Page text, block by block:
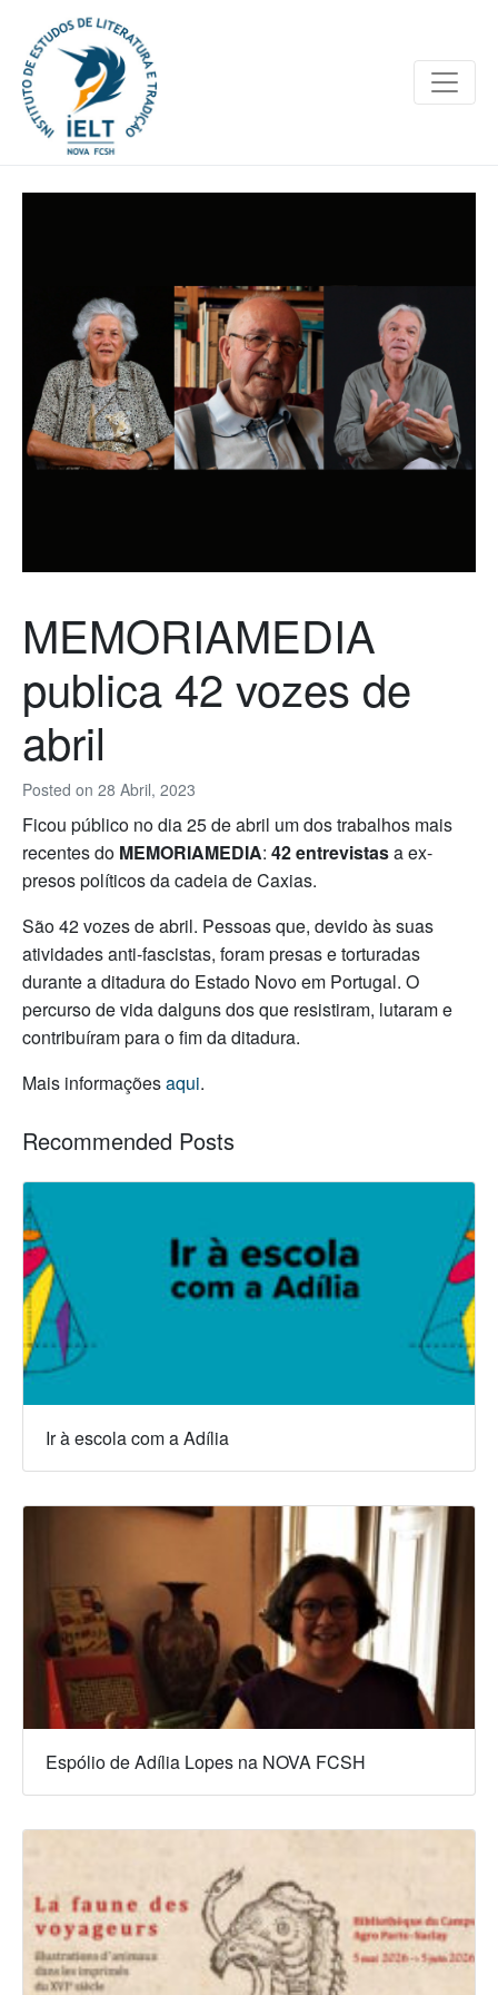
Posted on 28 Abril, 2023
MEMORIAMEDIA
publica 42 vozes de
abril
Ficou público no dia 25 de abril um dos trabalhos mais
recentes do MEMORIAMEDIA: 42 entrevistasa ex-
presos políticos da cadeia de Caxias.
São 42 vozes de abril. Pessoas que, devido às suas
atividades anti-fascistas, foram presas e torturadas
durante a ditadura do Estado Novo em Portugal. O
percurso de vida dalguns dos que resistiram, lutaram e
contribuíram para o fim da ditadura.
Mais informaçõesaqui.
Recommended Posts
Ir à escola com a Adília
Espólio de Adília Lopes na NOVA FCSH